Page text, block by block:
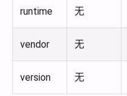
runtime 无
vendor 无
version 无